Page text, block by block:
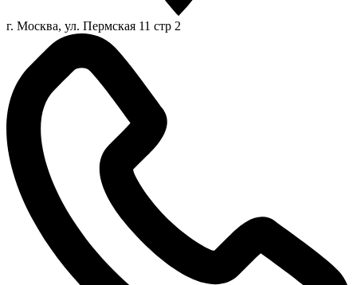
г. Москва, ул. Пермская 11 стр 2